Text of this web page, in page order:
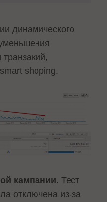
динамического
транзакий,
shoping.
кампании. Тест
отключена из-за